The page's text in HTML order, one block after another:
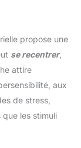
propose une
se recentrer,
attire
aux
de stress,
que les stimuli